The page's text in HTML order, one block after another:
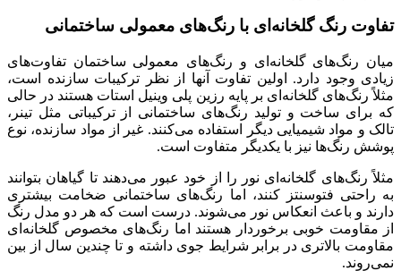
تفاوت رنگ گلخانه‌ای با رنگ‌های معمولی ساختمانی
میان رنگ‌های گلخانه‌ای و رنگ‌های معمولی ساختمان تفاوت‌های
زیادی وجود دارد. اولین تفاوت آنها از نظر ترکیبات سازنده است،
مثلاً رنگ‌های گلخانه‌ای بر پایه رزین پلی وینیل استات هستند در حالی
که برای ساخت و تولید رنگ‌های ساختمانی از ترکیباتی مثل تینر،
تالک و مواد شیمیایی دیگر استفاده می‌کنند. غیر از مواد سازنده، نوع
پوشش رنگ‌ها نیز با یکدیگر متفاوت است.
مثلاً رنگ‌های گلخانه‌ای نور را از خود عبور می‌دهند تا گیاهان بتوانند
به راحتی فتوسنتز کنند، اما رنگ‌های ساختمانی ضخامت بیشتری
دارند و باعث انعکاس نور می‌شوند. درست است که هر دو مدل رنگ
از مقاومت خوبی برخوردار هستند اما رنگ‌های مخصوص گلخانه‌ای
مقاومت بالاتری در برابر شرایط جوی داشته و تا چندین سال از بین
نمی‌روند.